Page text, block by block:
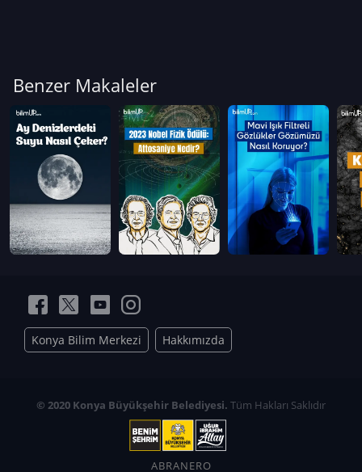
Benzer Makaleler
Konya Bilim Merkezi Hakkımızda
© 2020 Konya Büyükşehir Belediyesi. Tüm Hakları Saklıdır
ABRANERO